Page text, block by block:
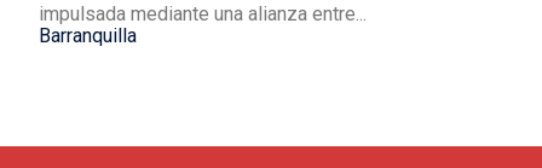
impulsada mediante una alianza entre...
Barranquilla